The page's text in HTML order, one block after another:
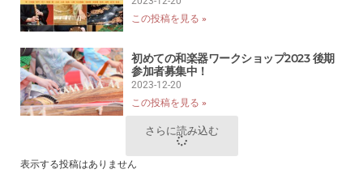
この投稿を見る »
初めての和楽器ワークショップ2023 後期
参加者募集中！
2023-12-20
この投稿を見る »
さらに読み込む
表示する投稿はありません